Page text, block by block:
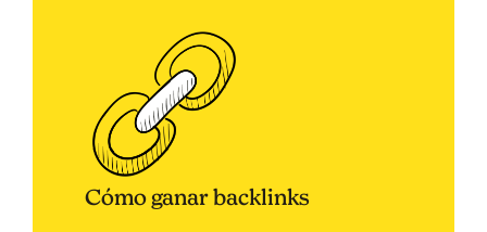
Cómo ganar backlinks